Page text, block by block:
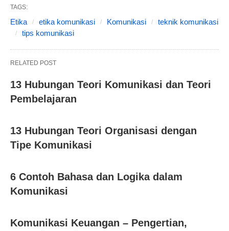
TAGS:
Etika etika komunikasi Komunikasi
teknik komunikasi
tips komunikasi
RELATED POST
13 Hubungan Teori Komunikasi dan Teori
Pembelajaran
13 Hubungan Teori Organisasi dengan
Tipe Komunikasi
6 Contoh Bahasa dan Logika dalam
Komunikasi
Komunikasi Keuangan – Pengertian,